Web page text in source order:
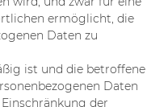
ermöglicht, die
Daten zu
ist und die betroffene
Daten
der